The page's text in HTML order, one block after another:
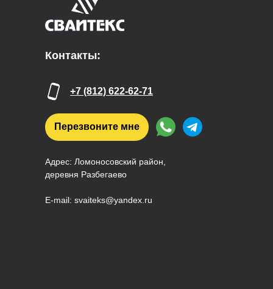
Контакты:
+7 (812) 622-62-71
Перезвоните мне
Адрес: Ломоносовский район,
деревня Разбегаево
E-mail: svaiteks@yandex.ru